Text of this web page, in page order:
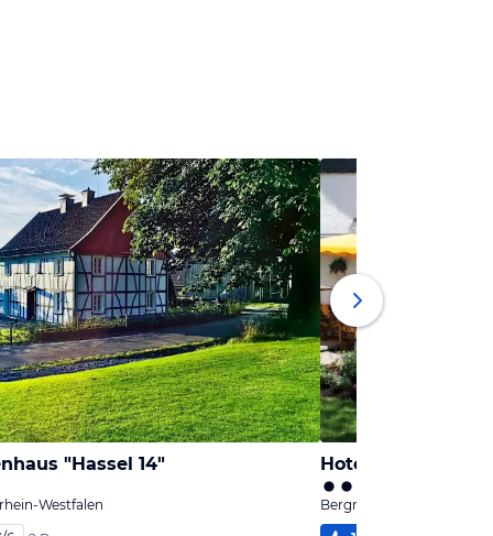
"Hassel 14"
Westfalen
Hotel Rengser
Bergneustadt,